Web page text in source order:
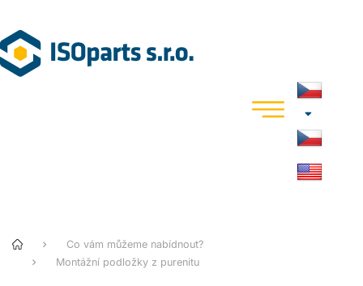
Co vám můžeme nabídnout?
Montážní podložky z purenitu